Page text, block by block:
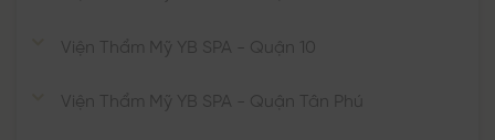
Viện Thẩm Mỹ YB SPA - Quận 10
Viện Thẩm Mỹ YB SPA - Quận Tân Phú